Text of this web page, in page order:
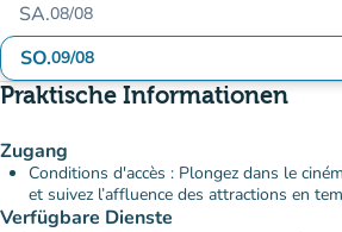
SA.08/08
SO.09/08
Praktische Informationen
Zugang
Conditions d'accès : Plongez dans le
et suivez l’affluence des attractions en
Verfügbare Dienste